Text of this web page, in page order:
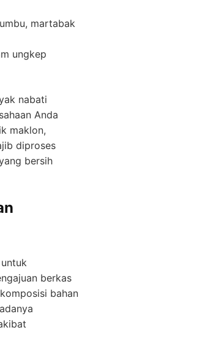
martabak
ungkep
nabati
Anda
maklon,
diproses
bersih
berkas
bahan